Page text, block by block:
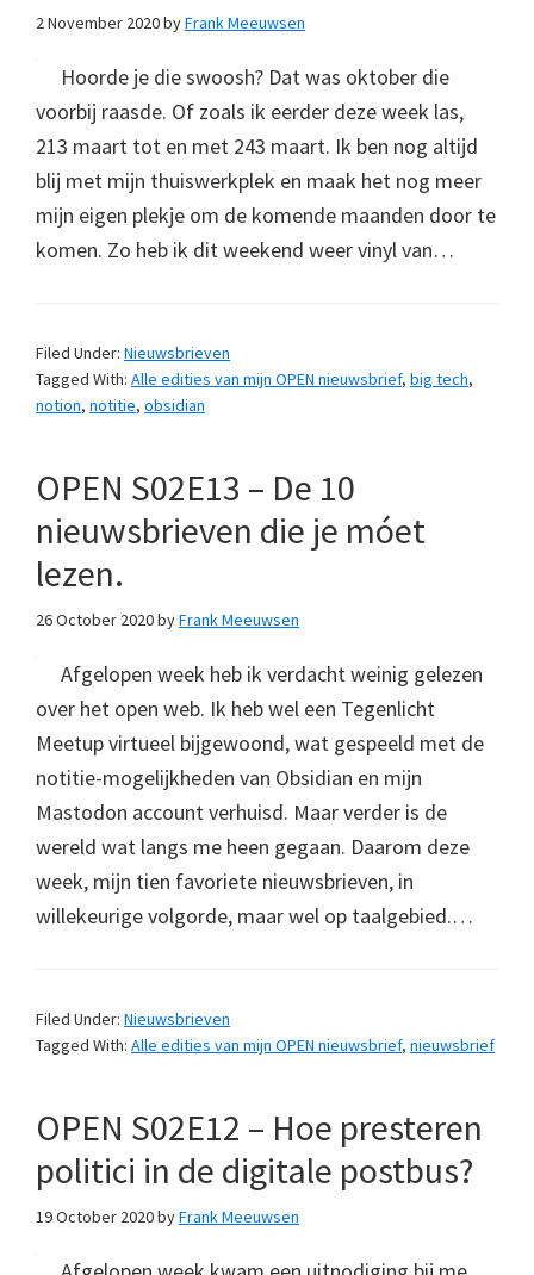
2 November 2020byFrank Meeuwsen
Hoorde je die swoosh? Dat was oktober die
voorbij raasde. Of zoals ik eerder deze week las,
213 maart tot en met 243 maart. Ik ben nog altijd
blij met mijn thuiswerkplek en maak het nog meer
mijn eigen plekje om de komende maanden door te
komen. Zo heb ik dit weekend weer vinyl van…
Filed Under: Nieuwsbrieven
Tagged With: Alle edities van mijn OPEN nieuwsbrief, big tech,
notion, notitie, obsidian
OPEN S02E13 – De 10
nieuwsbrieven die je móet
lezen.
26 October 2020byFrank Meeuwsen
Afgelopen week heb ik verdacht weinig gelezen
over het open web. Ik heb wel een Tegenlicht
Meetup virtueel bijgewoond, wat gespeeld met de
notitie-mogelijkheden van Obsidian en mijn
Mastodon account verhuisd. Maar verder is de
wereld wat langs me heen gegaan. Daarom deze
week, mijn tien favoriete nieuwsbrieven, in
willekeurige volgorde, maar wel op taalgebied.…
Filed Under: Nieuwsbrieven
Tagged With: Alle edities van mijn OPEN nieuwsbrief, nieuwsbrief
OPEN S02E12 – Hoe presteren
politici in de digitale postbus?
19 October 2020byFrank Meeuwsen